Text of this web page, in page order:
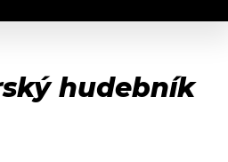
hudebník